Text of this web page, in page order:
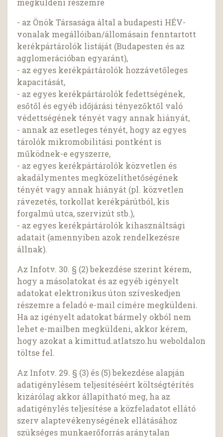
megküldeni részemre
- az Önök Társasága által a budapesti HÉV-
vonalak megállóiban/állomásain fenntartott
kerékpártárolók listáját (Budapesten és az
agglomerációban egyaránt),
- az egyes kerékpártárolók hozzávetőleges
kapacitását,
- az egyes kerékpártárolók fedettségének,
esőtől és egyéb időjárási tényezőktől való
védettségének tényét vagy annak hiányát,
- annak az esetleges tényét, hogy az egyes
tárolók mikromobilitási pontként is
működnek-e egyszerre,
- az egyes kerékpártárolók közvetlen és
akadálymentes megközelíthetőségének
tényét vagy annak hiányát (pl. közvetlen
rávezetés, torkollat kerékpárútból, kis
forgalmú utca, szervizút stb.),
- az egyes kerékpártárolók kihasználtsági
adatait (amennyiben azok rendelkezésre
állnak).
Az Infotv. 30. § (2) bekezdése szerint kérem,
hogy a másolatokat és az egyéb igényelt
adatokat elektronikus úton szíveskedjen
részemre a feladó e-mail címére megküldeni.
Ha az igényelt adatokat bármely okból nem
lehet e-mailben megküldeni, akkor kérem,
hogy azokat a kimittud.atlatszo.hu weboldalon
töltse fel.
Az Infotv. 29. § (3) és (5) bekezdése alapján
adatigénylésem teljesítéséért költségtérítés
kizárólag akkor állapítható meg, ha az
adatigénylés teljesítése a közfeladatot ellátó
szerv alaptevékenységének ellátásához
szükséges munkaerőforrás aránytalan